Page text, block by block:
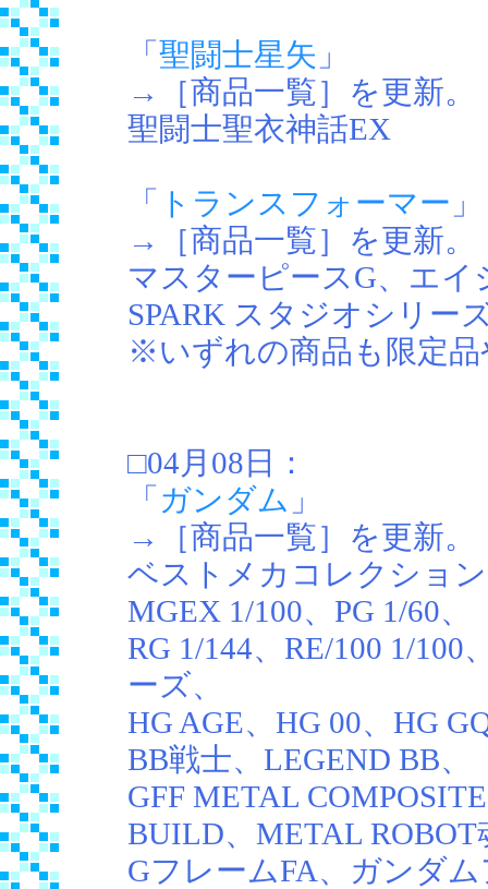
「 聖闘士星矢 」
→［商品一覧］を更新。
聖闘士聖衣神話EX
「 トランスフォーマー 」
→［商品一覧］を更新。
マスターピースG、エ
SPARK スタジオシリー
※いずれの商品も限定品
□04月08日：
「 ガンダム 」
→［商品一覧］を更新。
ベストメカコレクション
MGEX 1/100、PG 1/60、
RG 1/144、RE/100 1/
ーズ、
HG AGE、HG 00、HG
BB戦士、LEGEND BB、
GFF METAL
BUILD、METAL ROBOT
GフレームFA、ガンダ